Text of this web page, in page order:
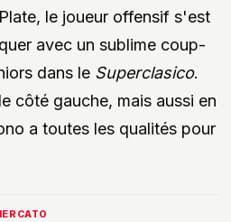
le joueur offensif s'est
avec un sublime coup-
dans le Superclasico.
côté gauche, mais aussi en
a toutes les qualités pour